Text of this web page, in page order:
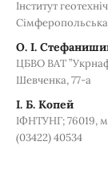
Інститут
О. І.
ЦБВО ВАТ
Шевченка, 77-а
І. Б. Копей
ІФНТУНГ; 76019,
(03422) 40534